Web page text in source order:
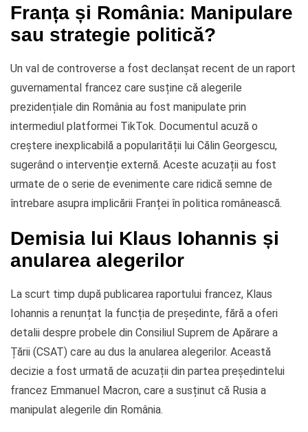
Franța și România: Manipulare
sau strategie politică?
Un val de controverse a fost declanșat recent de un raport
guvernamental francez care susține că alegerile
prezidențiale din România au fost manipulate prin
intermediul platformei TikTok. Documentul acuză o
creștere inexplicabilă a popularității lui Călin Georgescu,
sugerând o intervenție externă. Aceste acuzații au fost
urmate de o serie de evenimente care ridică semne de
întrebare asupra implicării Franței în politica românească.
Demisia lui Klaus Iohannis și
anularea alegerilor
La scurt timp după publicarea raportului francez, Klaus
Iohannis a renunțat la funcția de președinte, fără a oferi
detalii despre probele din Consiliul Suprem de Apărare a
Țării (CSAT) care au dus la anularea alegerilor. Această
decizie a fost urmată de acuzații din partea președintelui
francez Emmanuel Macron, care a susținut că Rusia a
manipulat alegerile din România.